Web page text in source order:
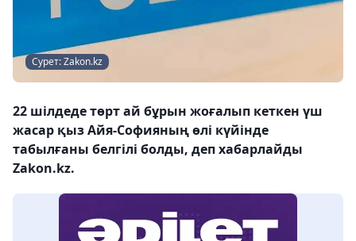
Сурет: Zakon.kz
22 шілдеде төрт ай бұрын жоғалып кеткен үш
жасар қыз Айя-Софияның өлі күйінде
табылғаны белгілі болды, деп хабарлайды
Zakon.kz.